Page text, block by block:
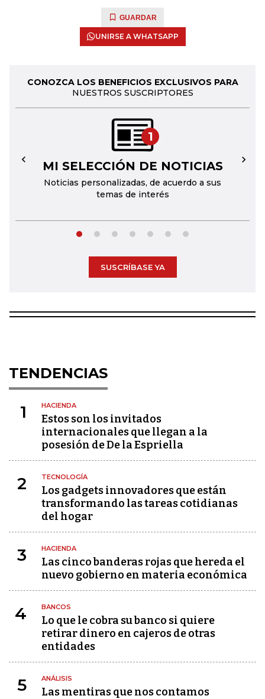
GUARDAR
UNIRSE A WHATSAPP
CONOZCA LOS BENEFICIOS EXCLUSIVOS PARA
NUESTROS SUSCRIPTORES
1
MI SELECCIÓN DE NOTICIAS
Noticias personalizadas, de acuerdo a sus
temas de interés
← →
SUSCRÍBASE YA
TENDENCIAS
1 HACIENDA
Estos son los invitados
internacionales que llegan a la
posesión de De la Espriella
2 TECNOLOGÍA
Los gadgets innovadores que están
transformando las tareas cotidianas
del hogar
3 HACIENDA
Las cinco banderas rojas que hereda el
nuevo gobierno en materia económica
4 BANCOS
Lo que le cobra su banco si quiere
retirar dinero en cajeros de otras
entidades
5 ANÁLISIS
Las mentiras que nos contamos